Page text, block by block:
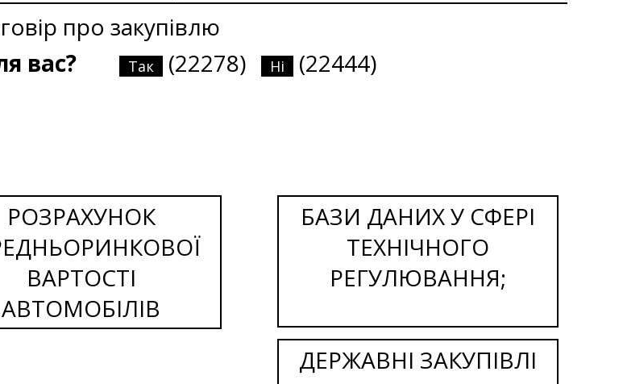
про закупівлю
вас?
Так (22278) Ні (22444)
РОЗРАХУНОК
ВАРТОСТІ
АВТОМОБІЛІВ
БАЗИ ДАНИХ У СФЕРІ
ТЕХНІЧНОГО
РЕГУЛЮВАННЯ;
ДЕРЖАВНІ ЗАКУПІВЛІ